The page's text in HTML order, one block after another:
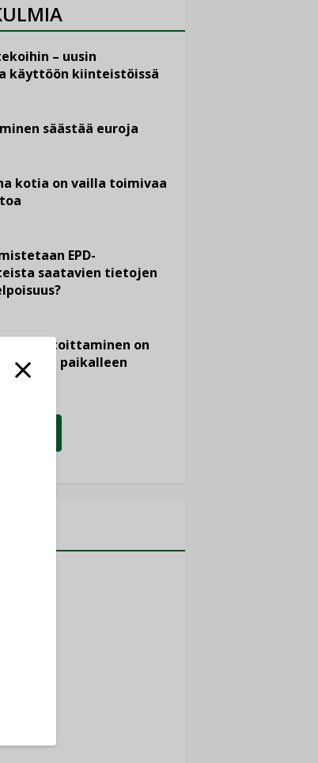
– uusin
käyttöön kiinteistöissä
säästää euroja
kotia on vailla toimivaa
EPD-
saatavien tietojen
on
ajassa paikalleen